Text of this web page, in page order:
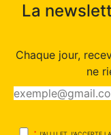
La
Chaque jour,
ne
*